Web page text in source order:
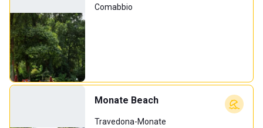
Comabbio
Monate Beach
Travedona-Monate